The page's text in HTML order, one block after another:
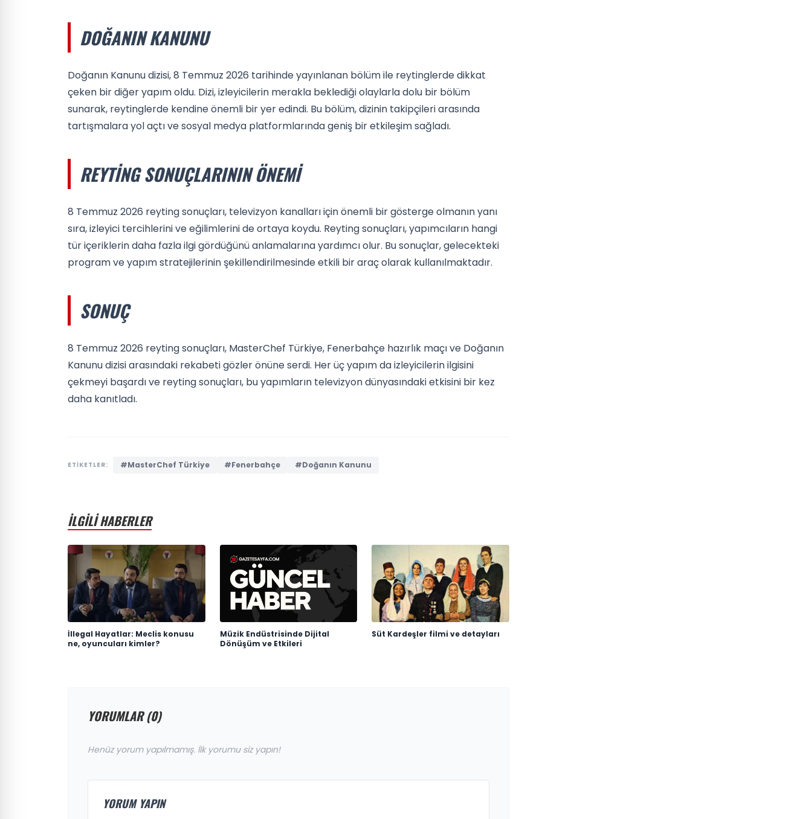
DOĞANIN KANUNU
Doğanın Kanunu dizisi, 8 Temmuz 2026 tarihinde yayınlanan bölüm ile reytinglerde dikkat
çeken bir diğer yapım oldu. Dizi, izleyicilerin merakla beklediği olaylarla dolu bir bölüm
sunarak, reytinglerde kendine önemli bir yer edindi. Bu bölüm, dizinin takipçileri arasında
tartışmalara yol açtı ve sosyal medya platformlarında geniş bir etkileşim sağladı.
REYTING SONUÇLARININ ÖNEMI
8 Temmuz 2026 reyting sonuçları, televizyon kanalları için önemli bir gösterge olmanın yanı
sıra, izleyici tercihlerini ve eğilimlerini de ortaya koydu. Reyting sonuçları, yapımcıların hangi
tür içeriklerin daha fazla ilgi gördüğünü anlamalarına yardımcı olur. Bu sonuçlar, gelecekteki
program ve yapım stratejilerinin şekillendirilmesinde etkili bir araç olarak kullanılmaktadır.
SONUÇ
8 Temmuz 2026 reyting sonuçları, MasterChef Türkiye, Fenerbahçe hazırlık maçı ve Doğanın
Kanunu dizisi arasındaki rekabeti gözler önüne serdi. Her üç yapım da izleyicilerin ilgisini
çekmeyi başardı ve reyting sonuçları, bu yapımların televizyon dünyasındaki etkisini bir kez
daha kanıtladı.
ETİKETLER: #MasterChef Türkiye #Fenerbahçe #Doğanın Kanunu
İLGİLİ HABERLER
İllegal Hayatlar: Meclis konusu
ne, oyuncuları kimler?
Müzik Endüstrisinde Dijital
Dönüşüm ve Etkileri
Süt Kardeşler filmi ve detayları
YORUMLAR (0)
Henüz yorum yapılmamış. İlk yorumu siz yapın!
YORUM YAPIN